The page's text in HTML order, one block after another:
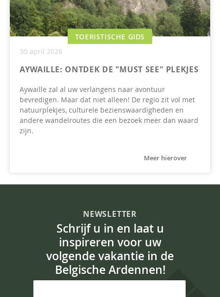
TOERISTISCHE GIDS
30 april 2026
AYWAILLE: ONTDEK DE "MUST SEE" PLEKJES
Aywaille zal al uw verlangens naar avontuur
bevredigen. Maar dat niet alleen! De regio zit vol met
natuurplekjes, culturele bezienswaardigheden en
andere wandelroutes die een bezoek meer dan waard
zijn.
Meer hierover
NEWSLETTER
Schrijf u in en laat u
inspireren voor uw
volgende vakantie in de
Belgische Ardennen!